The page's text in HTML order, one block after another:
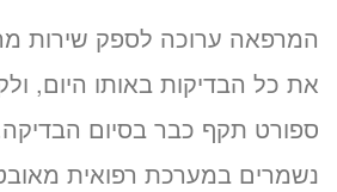
המרפאה ערוכה לספק שירות
את כל הבדיקות באותו היום,
ספורט תקף כבר בסיום
נשמרים במערכת רפואית